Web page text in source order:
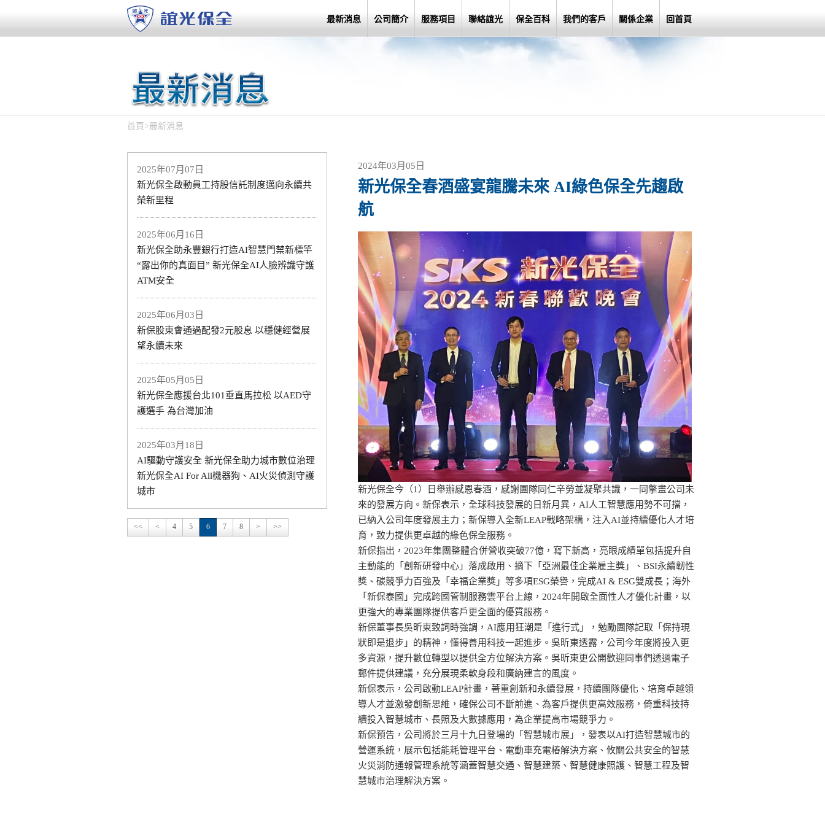
最新消息 公司簡介 服務項目 聯絡誼光 保全百科 我們的客戶 關係企業 回首頁
首頁 >最新消息
2025年07月07日
新光保全啟動員工持股信託制度邁向永續共
榮新里程
2025年06月16日
新光保全助永豐銀行打造AI智慧門禁新標竿
“露出你的真面目” 新光保全AI人臉辨識守護
ATM安全
2025年06月03日
新保股東會通過配發2元股息 以穩健經營展
望永續未來
2025年05月05日
新光保全應援台北101垂直馬拉松 以AED守
護選手 為台灣加油
2025年03月18日
AI驅動守護安全 新光保全助力城市數位治理
新光保全AI For All機器狗、AI火災偵測守護
城市
<< < 4 5 6 7 8 > >>
2024年03月05日
新光保全春酒盛宴龍騰未來 AI綠色保全先趨啟
航
新光保全今（1）日舉辦感恩春酒，感謝團隊同仁辛勞並凝聚共識，一同擎畫公司未
來的發展方向。新保表示，全球科技發展的日新月異，AI人工智慧應用勢不可擋，
已納入公司年度發展主力；新保導入全新LEAP戰略架構，注入AI並持續優化人才培
育，致力提供更卓越的綠色保全服務。
新保指出，2023年集團整體合併營收突破77億，寫下新高，亮眼成績單包括提升自
主動能的「創新研發中心」落成啟用、摘下「亞洲最佳企業雇主獎」、BSI永續韌性
獎、碳競爭力百強及「幸福企業獎」等多項ESG榮譽，完成AI & ESG雙成長；海外
「新保泰國」完成跨國管制服務雲平台上線，2024年開啟全面性人才優化計畫，以
更強大的專業團隊提供客戶更全面的優質服務。
新保董事長吳昕東致詞時強調，AI應用狂潮是「進行式」，勉勵團隊記取「保持現
狀即是退步」的精神，懂得善用科技一起進步。吳昕東透露，公司今年度將投入更
多資源，提升數位轉型以提供全方位解決方案。吳昕東更公開歡迎同事們透過電子
郵件提供建議，充分展現柔軟身段和廣納建言的風度。
新保表示，公司啟動LEAP計畫，著重創新和永續發展，持續團隊優化、培育卓越領
導人才並激發創新思維，確保公司不斷前進、為客戶提供更高效服務，倚重科技持
續投入智慧城市、長照及大數據應用，為企業提高市場競爭力。
新保預告，公司將於三月十九日登場的「智慧城市展」，發表以AI打造智慧城市的
營運系統，展示包括能耗管理平台、電動車充電樁解決方案、攸關公共安全的智慧
火災消防通報管理系統等涵蓋智慧交通、智慧建築、智慧健康照護、智慧工程及智
慧城市治理解決方案。